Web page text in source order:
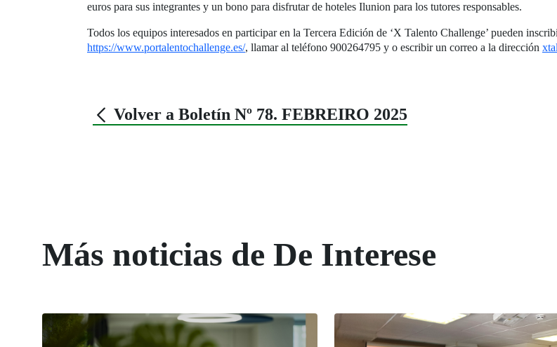
euros para sus integrantes y un bono para disfrutar de hoteles Ilunion para los tutores responsables.
Todos los equipos interesados en participar en la Tercera Edición de ‘X Talento Challenge’ pueden
https://www.portalentochallenge.es/, llamar al teléfono 900264795 y o escribir un correo a la dirección
Volver a Boletín Nº 78. FEBREIRO 2025
Más noticias de De Interese